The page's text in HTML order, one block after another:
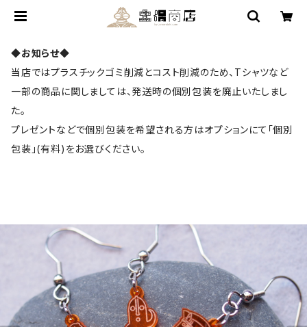
◆お知らせ◆
当店ではプラスチックゴミ削減とコスト削減のため、Tシャツなど
一部の商品に関しましては、発送時の個別包装を廃止いたしまし
た。
プレゼントなどで個別包装を希望される方はオプションにて「個別
包装」(有料)をお選びください。